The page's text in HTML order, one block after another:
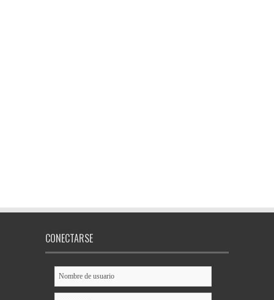
CONECTARSE